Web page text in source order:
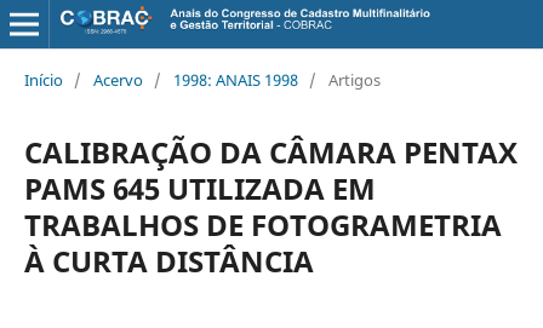
Início / Acervo / 1998: ANAIS 1998 / Artigos
CALIBRAÇÃO DA CÂMARA PENTAX
PAMS 645 UTILIZADA EM
TRABALHOS DE FOTOGRAMETRIA
À CURTA DISTÂNCIA